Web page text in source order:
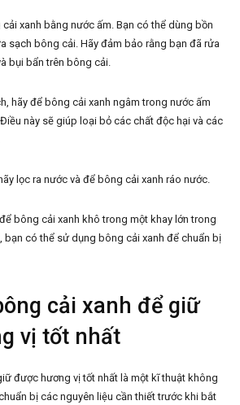
xanh bằng nước ấm. Bạn có thể dùng bồn
sạch bông cải. Hãy đảm bảo rằng bạn đã rửa
bụi bẩn trên bông cải.
hãy để bông cải xanh ngâm trong nước ấm
này sẽ giúp loại bỏ các chất độc hại và các
lọc ra nước và để bông cải xanh ráo nước.
bông cải xanh khô trong một khay lớn trong
bạn có thể sử dụng bông cải xanh để chuẩn bị
cải xanh để giữ
vị tốt nhất
được hương vị tốt nhất là một kĩ thuật không
bị các nguyên liệu cần thiết trước khi bắt